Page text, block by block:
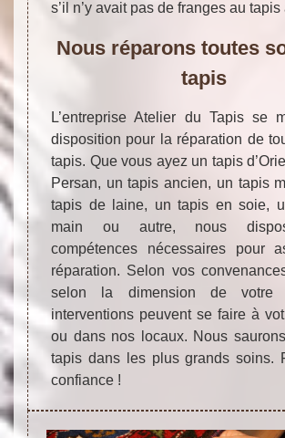
s’il n’y avait pas de franges au tapis
Nous réparons toutes
tapis
L’entreprise Atelier du Tapis se
disposition pour la réparation de
tapis. Que vous ayez un tapis
Persan, un tapis ancien, un tapis
tapis de laine, un tapis en soie,
main ou autre, nous
compétences nécessaires pour
réparation. Selon vos
selon la dimension de votre
interventions peuvent se faire à
ou dans nos locaux. Nous
tapis dans les plus grands soins.
confiance !